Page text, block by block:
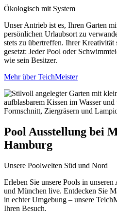
Ökologisch mit System
Unser Antrieb ist es, Ihren Garten
persönlichen Urlaubsort zu
stets zu übertreffen. Ihrer Kreativität
gesetzt: Jeder Pool oder
wie sein Besitzer.
Mehr über TeichMeister
Pool Ausstellung bei
Hamburg
Unsere Poolwelten Süd und Nord
Erleben Sie unsere Pools in
und München live. Entdecken Sie
in echter Umgebung – unsere
Ihren Besuch.